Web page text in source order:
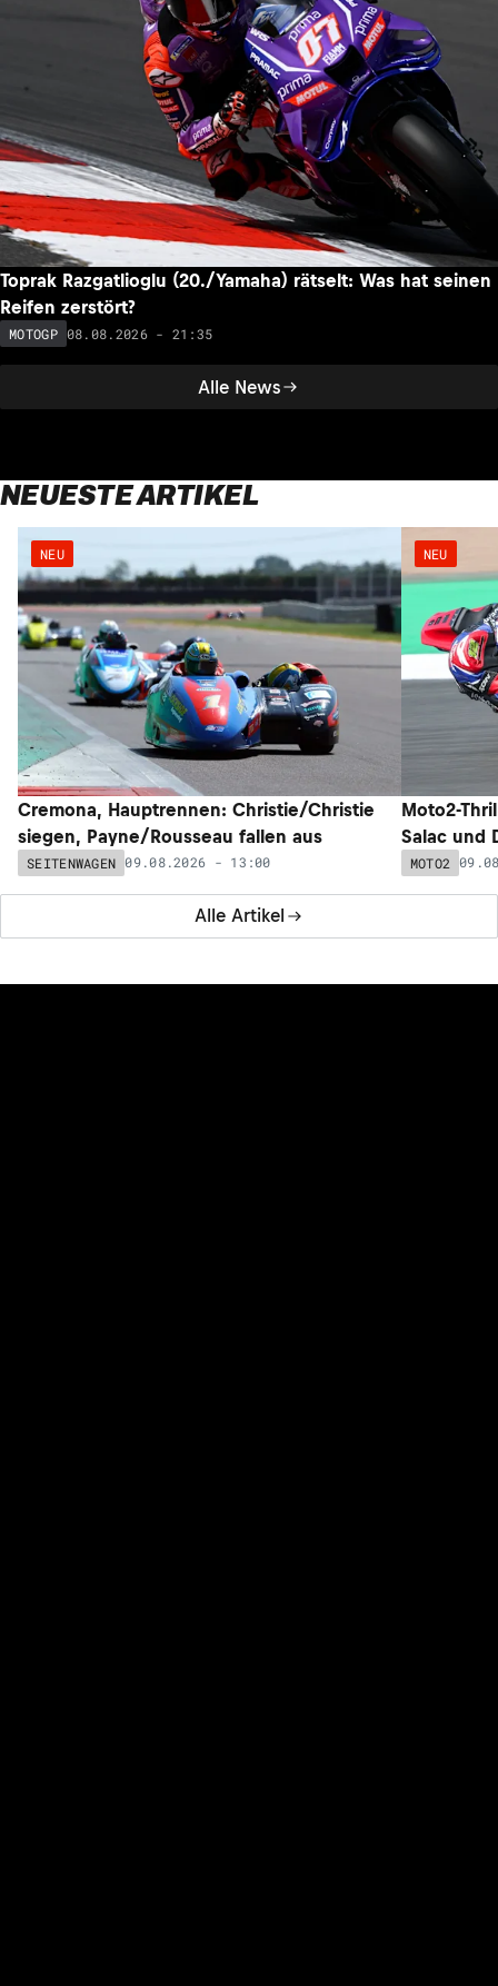
Alle News
Toprak Razgatlioglu (20./Yamaha) rätselt: Was hat seinen
Reifen zerstört?
MOTOGP 08.08.2026 - 21:35
NEUESTE ARTIKEL
Alle Artikel
NEU
Cremona, Hauptrennen: Christie/Christie
siegen, Payne/Rousseau fallen aus
SEITENWAGEN 09.08.2026 - 13:00
NEU
Moto2-
Salac und
MOTO2